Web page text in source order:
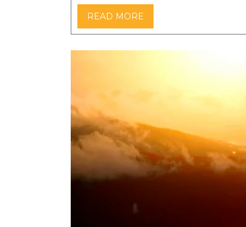
READ MORE